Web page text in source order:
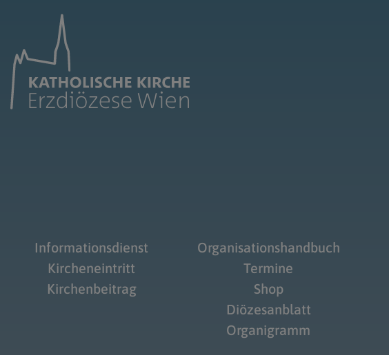
Informationsdienst
Kircheneintritt
Kirchenbeitrag
Organisationshandbuch
Termine
Shop
Diözesanblatt
Organigramm